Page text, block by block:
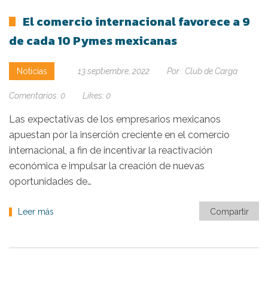
El comercio internacional favorece a 9
de cada 10 Pymes mexicanas
Noticias 13 septiembre, 2022 Por : Club de Carga
Comentarios: 0 Likes: 0
Las expectativas de los empresarios mexicanos
apuestan por la inserción creciente en el comercio
internacional, a fin de incentivar la reactivación
económica e impulsar la creación de nuevas
oportunidades de…
Leer más Compartir